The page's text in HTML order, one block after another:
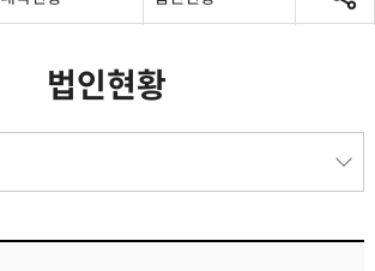
법인현황